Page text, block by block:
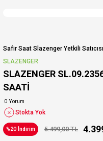
Safir Saat Slazenger Yetkili
SLAZENGER
SLAZENGER
SAATİ
0 Yorum
Stokta Yok
%20 İndirim 5.499,00 TL